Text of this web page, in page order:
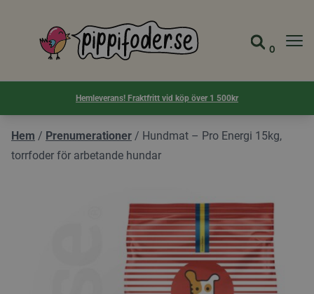
Pippifoder logotyp Gå till
Visa
0
Hemleverans! Fraktfritt vid köp över 1 500kr
Hem / Prenumerationer / Hundmat – Pro Energi 15kg,
torrfoder för arbetande hundar